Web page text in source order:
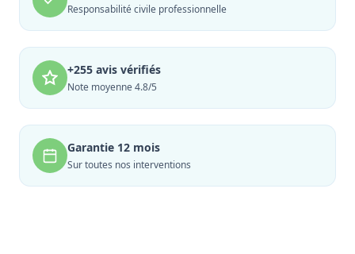
Responsabilité civile professionnelle
+255 avis vérifiés
Note moyenne 4.8/5
Garantie 12 mois
Sur toutes nos interventions